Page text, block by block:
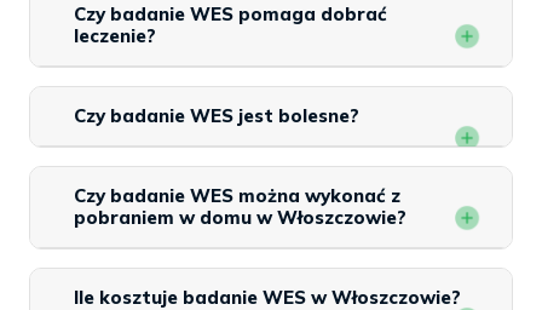
Czy badanie WES pomaga dobrać
leczenie?
Czy badanie WES jest bolesne?
Czy badanie WES można wykonać z
pobraniem w domu w Włoszczowie?
Ile kosztuje badanie WES w Włoszczowie?